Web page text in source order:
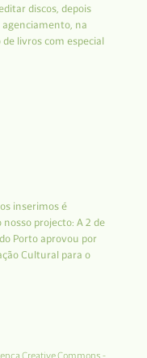
discos, depois
na
livros com especial
inserimos é
projecto: A 2 de
Porto aprovou por
Cultural para o